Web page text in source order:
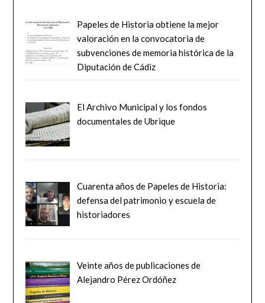
Papeles de Historia obtiene la mejor
valoración en la convocatoria de
subvenciones de memoria histórica de la
Diputación de Cádiz
El Archivo Municipal y los fondos
documentales de Ubrique
Cuarenta años de Papeles de Historia:
defensa del patrimonio y escuela de
historiadores
Veinte años de publicaciones de
Alejandro Pérez Ordóñez